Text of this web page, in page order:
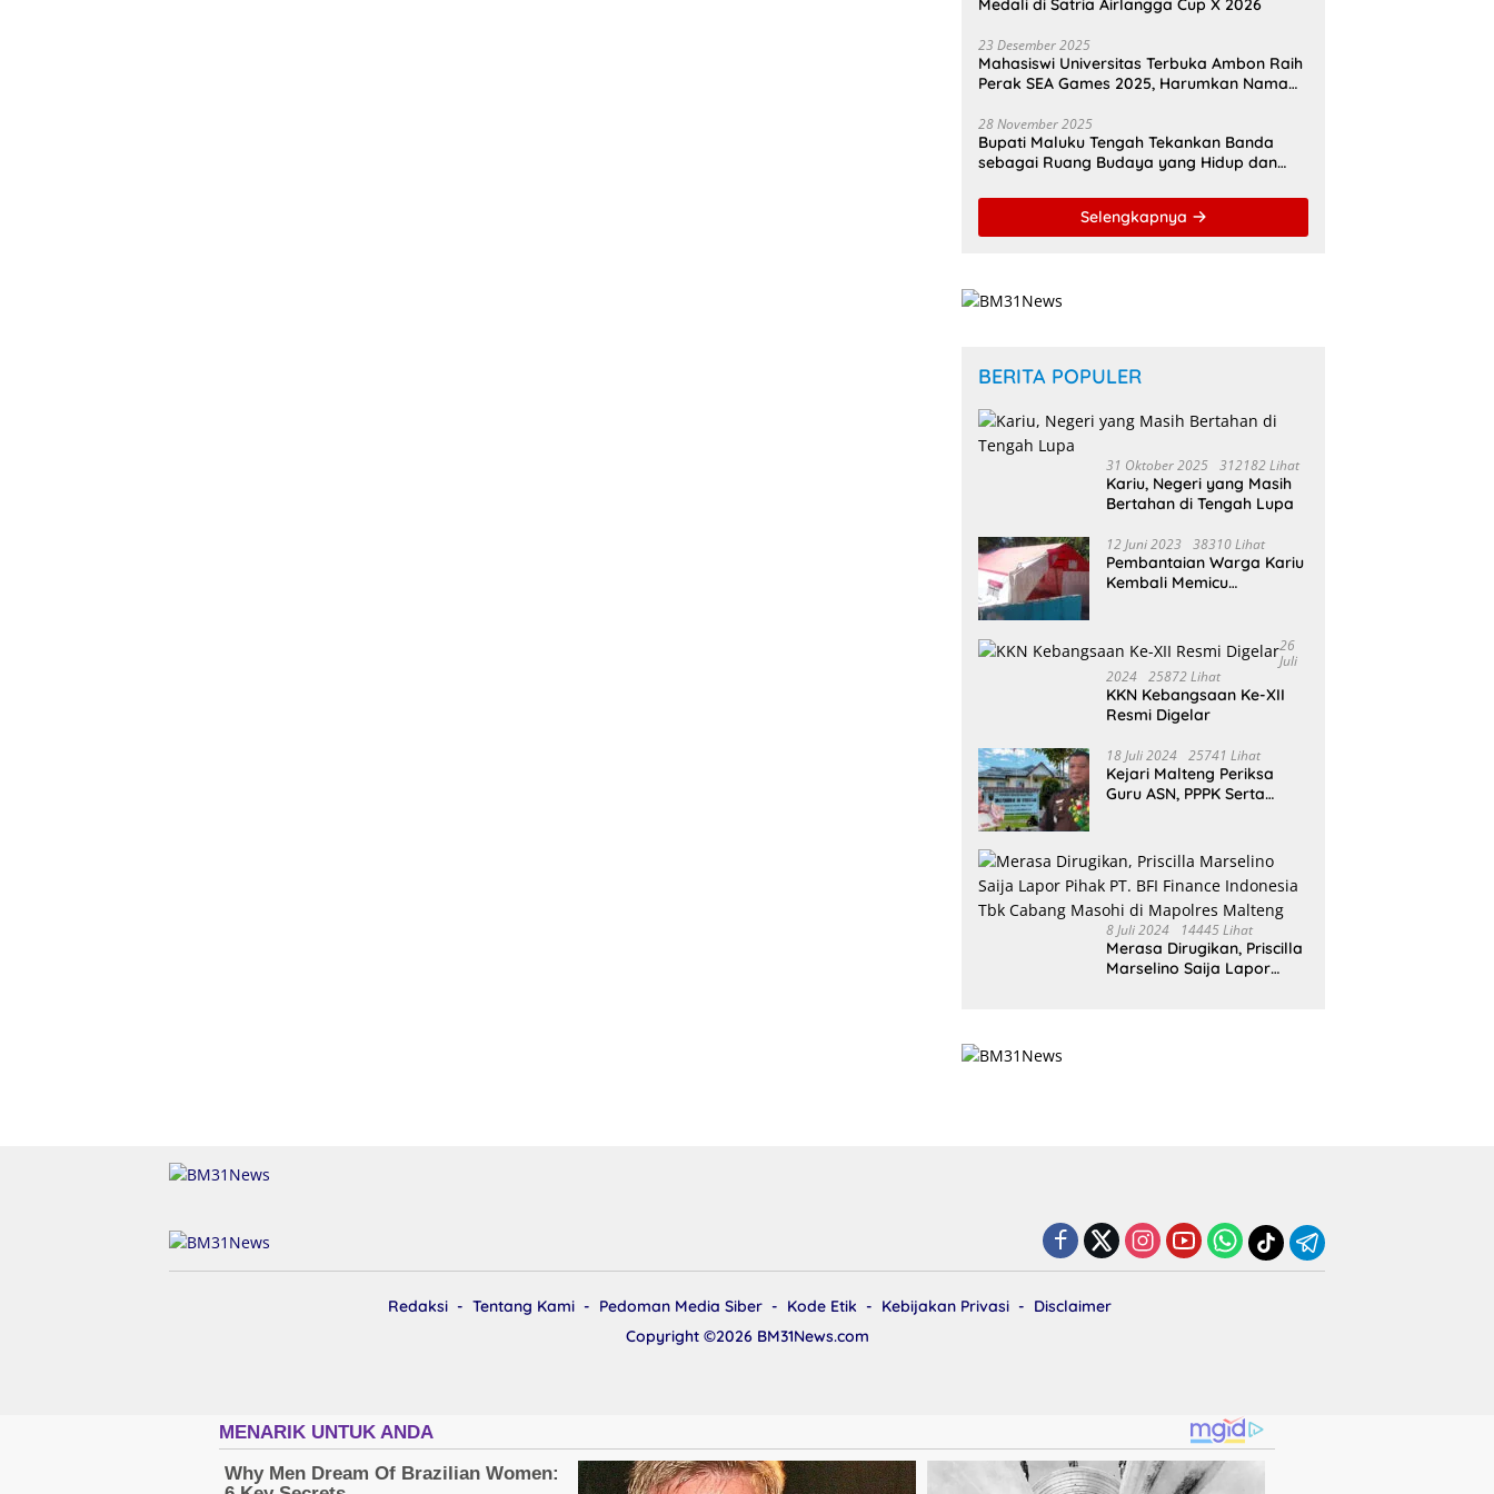
Medali di Satria Airlangga Cup X 2026
23 Desember 2025
Mahasiswi Universitas Terbuka Ambon Raih
Perak SEA Games 2025, Harumkan Nama
28 November 2025
Bupati Maluku Tengah Tekankan Banda
sebagai Ruang Budaya yang Hidup dan
Selengkapnya
BERITA POPULER
31 Oktober 2025 312182 Lihat
Kariu, Negeri yang Masih
Bertahan di Tengah Lupa
12 Juni 2023 38310 Lihat
Pembantaian Warga Kariu
Kembali Memicu
26
Juli
2024
25872 Lihat
KKN Kebangsaan Ke-XII
Resmi Digelar
18 Juli 2024 25741 Lihat
Kejari Malteng Periksa
Guru ASN, PPPK Serta
Tahun 2023 Capai 7,4 M
8 Juli 2024 14445 Lihat
Merasa Dirugikan, Priscilla
Marselino Saija Lapor
Redaksi Tentang Kami Pedoman Media Siber Kode Etik Kebijakan Privasi
Disclaimer
Copyright ©2026 BM31News.com